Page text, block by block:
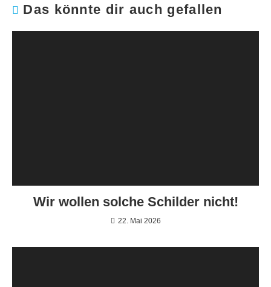
Das könnte dir auch gefallen
Wir wollen solche Schilder nicht!
22. Mai 2026